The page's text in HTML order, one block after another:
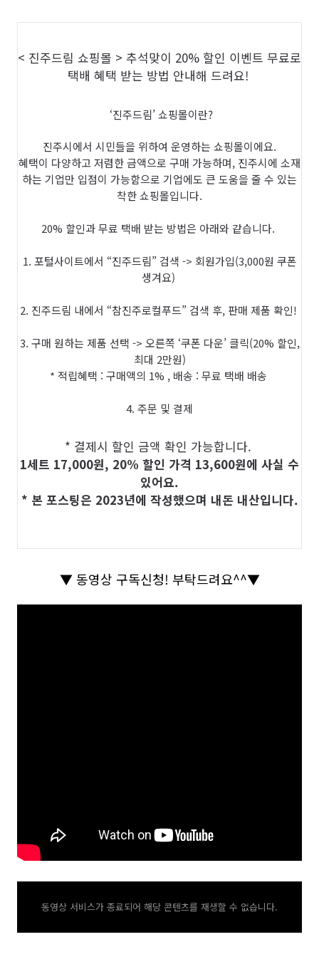
< 진주드림 쇼핑몰 > 추석맞이 20% 할인 이벤트 무료로
택배 혜택 받는 방법 안내해 드려요!
‘진주드림’ 쇼핑몰이란?
진주시에서 시민들을 위하여 운영하는 쇼핑몰이에요.
혜택이 다양하고 저렴한 금액으로 구매 가능하며, 진주시에 소재
하는 기업만 입점이 가능함으로 기업에도 큰 도움을 줄 수 있는
착한 쇼핑몰입니다.
20% 할인과 무료 택배 받는 방법은 아래와 같습니다.
1. 포털사이트에서 “진주드림” 검색 -> 회원가입(3,000원 쿠폰
생겨요)
2. 진주드림 내에서 “참진주로컬푸드” 검색 후, 판매 제품 확인!
3. 구매 원하는 제품 선택 -> 오른쪽 ‘쿠폰 다운’ 클릭(20% 할인,
최대 2만원)
* 적립혜택 : 구매액의 1% , 배송 : 무료 택배 배송
4. 주문 및 결제
* 결제시 할인 금액 확인 가능합니다.
1세트 17,000원, 20% 할인 가격 13,600원에 사실 수
있어요.
* 본 포스팅은 2023년에 작성했으며 내돈 내산입니다.
▼ 동영상 구독신청! 부탁드려요^^▼
동영상 서비스가 종료되어 해당 콘텐츠를 재생할 수 없습니다.